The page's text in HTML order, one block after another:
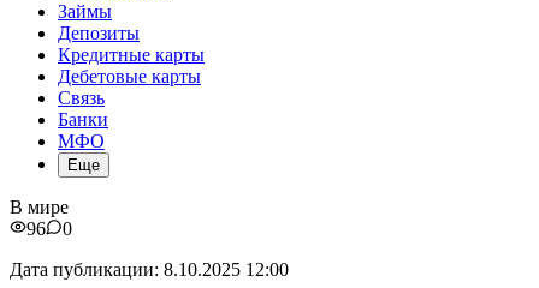
Займы
Депозиты
Кредитные карты
Дебетовые карты
Связь
Банки
МФО
Еще
В мире
96
0
Дата публикации: 8.10.2025 12:00